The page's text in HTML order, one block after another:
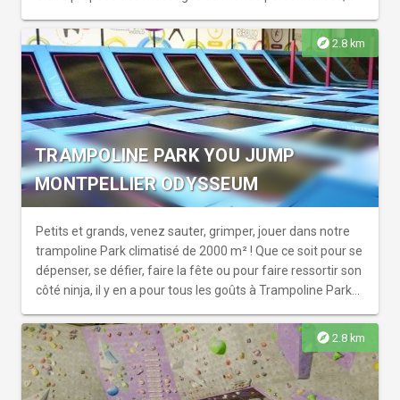
surprenant sauna japonais. Ici, le luxe réside dans la
qualité de la présence, le toucher juste et l’attention
portée à chacun(e). Une parenthèse sincère, profonde et
véritablement ressourçante au cœur de la ville.
explore 2.8 km
TRAMPOLINE PARK YOU JUMP
MONTPELLIER ODYSSEUM
Petits et grands, venez sauter, grimper, jouer dans notre
trampoline Park climatisé de 2000 m² ! Que ce soit pour se
dépenser, se défier, faire la fête ou pour faire ressortir son
côté ninja, il y en a pour tous les goûts à Trampoline Park
jump, airbag, slamdunk, dodgeball, volley-ball, aeroball,
trampolines professionnels, parcours ninja... De quoi se
défouler tout en s'amusant !
explore 2.8 km